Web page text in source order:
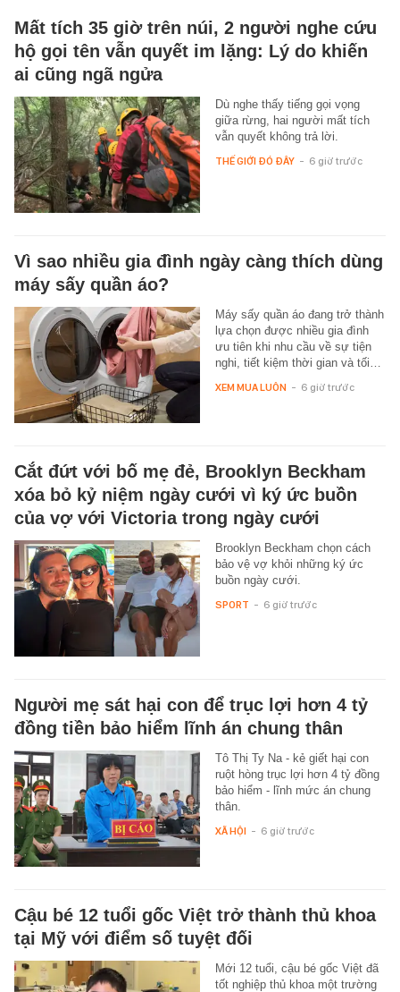
Mất tích 35 giờ trên núi, 2 người nghe cứu
hộ gọi tên vẫn quyết im lặng: Lý do khiến
ai cũng ngã ngửa
Dù nghe thấy tiếng gọi vọng
giữa rừng, hai người mất tích
vẫn quyết không trả lời.
THẾ GIỚI ĐÓ ĐÂY - 6 giờ trước
Vì sao nhiều gia đình ngày càng thích dùng
máy sấy quần áo?
Máy sấy quần áo đang trở thành
lựa chọn được nhiều gia đình
ưu tiên khi nhu cầu về sự tiện
nghi, tiết kiệm thời gian và tối…
XEM MUA LUÔN - 6 giờ trước
Cắt đứt với bố mẹ đẻ, Brooklyn Beckham
xóa bỏ kỷ niệm ngày cưới vì ký ức buồn
của vợ với Victoria trong ngày cưới
Brooklyn Beckham chọn cách
bảo vệ vợ khỏi những ký ức
buồn ngày cưới.
SPORT - 6 giờ trước
Người mẹ sát hại con để trục lợi hơn 4 tỷ
đồng tiền bảo hiểm lĩnh án chung thân
Tô Thị Ty Na - kẻ giết hại con
ruột hòng trục lợi hơn 4 tỷ đồng
bảo hiểm - lĩnh mức án chung
thân.
XÃ HỘI - 6 giờ trước
Cậu bé 12 tuổi gốc Việt trở thành thủ khoa
tại Mỹ với điểm số tuyệt đối
Mới 12 tuổi, cậu bé gốc Việt đã
tốt nghiệp thủ khoa một trường